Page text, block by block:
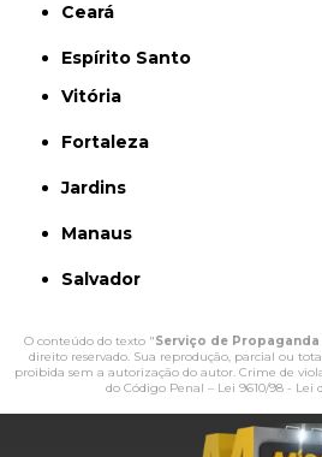
Ceará
Espírito Santo
Vitória
Fortaleza
Jardins
Manaus
Salvador
O conteúdo do texto "Serviço de
direito reservado. Sua reprodução, parcial ou
proibida sem a autorização do autor. Crime de
do Código Penal – Lei 9610/98 - Lei